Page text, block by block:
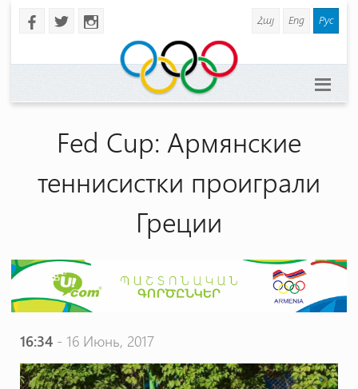
b a x Հայ Eng Рус
Fed Cup: Армянские
теннисистки проиграли
Греции
16:34- 16 Июнь, 2017